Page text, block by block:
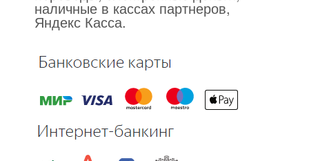
наличные в кассах партнеров,
Яндекс Касса.